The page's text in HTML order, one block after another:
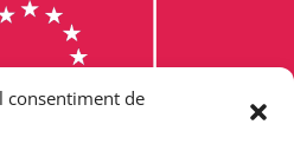
consentiment de